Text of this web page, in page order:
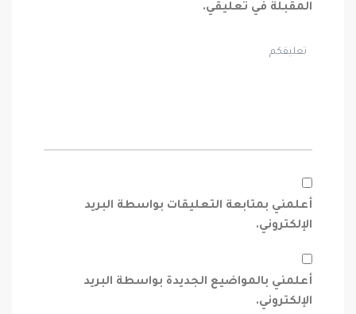
المقبلة في تعليقي.
أعلمني بمتابعة التعليقات بواسطة البريد
الإلكتروني.
أعلمني بالمواضيع الجديدة بواسطة البريد
الإلكتروني.